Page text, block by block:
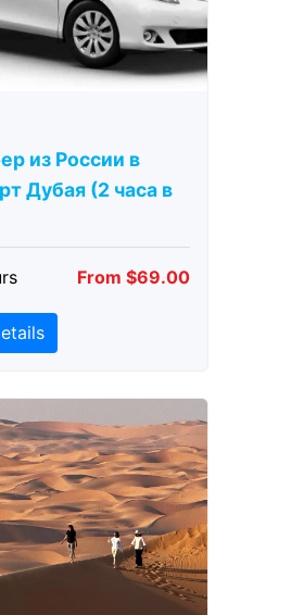
из России в
Дубая (2 часа в
From $69.00